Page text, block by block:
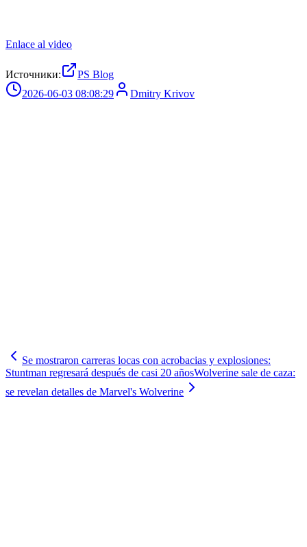
Enlace al video
Источники:
PS Blog
2026-06-03 08:08:29
Dmitry Krivov
Se mostraron carreras locas con acrobacias y explosiones:
Stuntman regresará después de casi 20 añosWolverine sale de caza:
se revelan detalles de Marvel's Wolverine